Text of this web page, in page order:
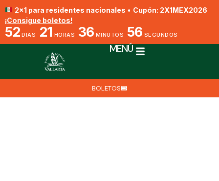
2x1 para residentes nacionales • Cupón: 2X1MEX2026
¡Consigue boletos!
52 DÍAS 21 HORAS 36 MINUTOS 56 SEGUNDOS
MENÚ
BOLETOS